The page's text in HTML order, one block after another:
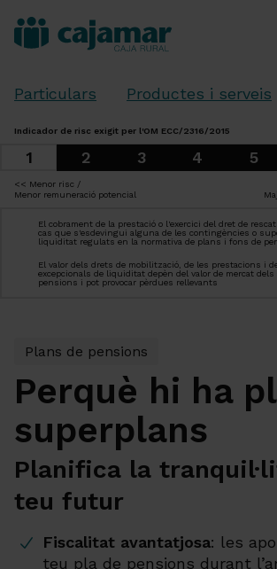
Particulars Productes i serveis
Indicador de risc exigit per l'OM ECC/2316/2015
<< Menor risc /
Menor remuneració potencial
1 2 3 4 5
El cobrament de la prestació o l'exercici del dret de
cas que s'esdevingui alguna de les contingències o
liquiditat regulats en la normativa de plans i fons de
El valor dels drets de mobilització, de les prestacions i
excepcionals de liquiditat depèn del valor de mercat
pensions i pot provocar pèrdues rellevants
Plans de pensions
Perquè hi ha
superplans
Planifica la
teu futur
Fiscalitat avantatjosa: les
teu pla de pensions durant